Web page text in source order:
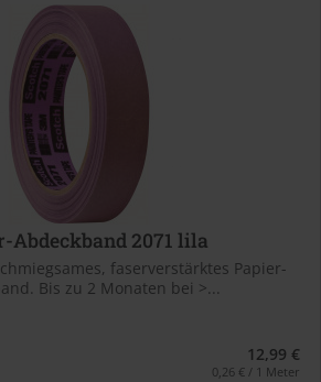
Abdeckband 2071 lila
faserverstärktes Papier-
Bis zu 2 Monaten bei >...
12,99 €
0,26 € / 1 Meter